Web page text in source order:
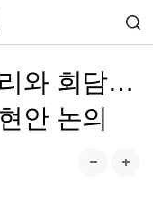
와 회담…
안 논의